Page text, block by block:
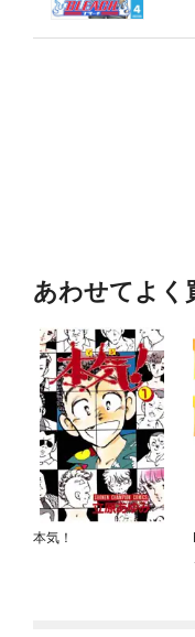
あわせてよく
本気！